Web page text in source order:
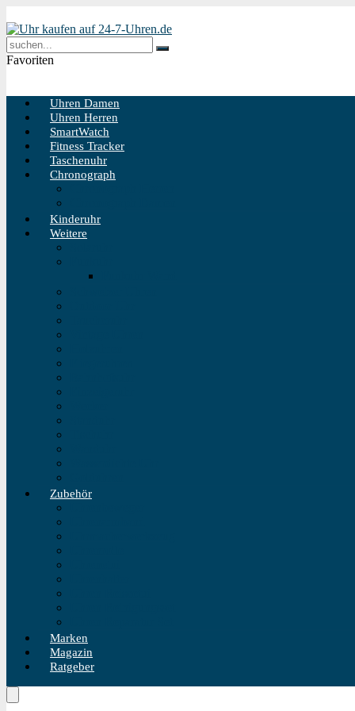
Favoriten
Uhren Damen
Uhren Herren
SmartWatch
Fitness Tracker
Taschenuhr
Chronograph
Kinderuhr
Weitere
Zubehör
Marken
Magazin
Ratgeber